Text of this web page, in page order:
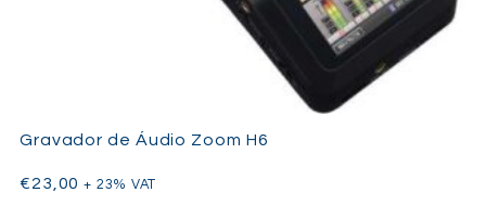
Gravador de Áudio Zoom H6
€23,00 + 23% VAT